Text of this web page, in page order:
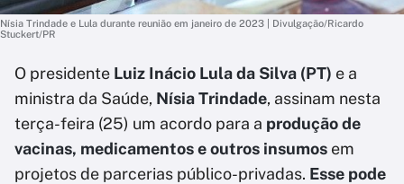
Nísia Trindade e Lula durante reunião em janeiro de 2023 | Divulgação/Ricardo
Stuckert/PR
O presidente Luiz Inácio Lula da Silva (PT) e a
ministra da Saúde, Nísia Trindade, assinam nesta
terça-feira (25) um acordo para a produção de
vacinas, medicamentos e outros insumos em
projetos de parcerias público-privadas. Esse pode